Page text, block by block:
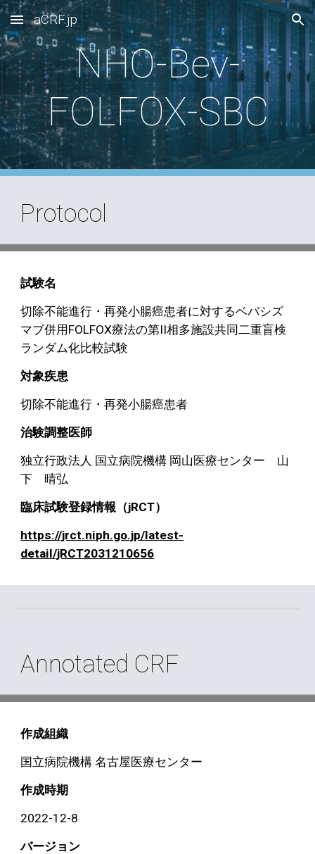
Skip to main content Skip to navigation
aCRF.jp
NHO-Bev-
FOLFOX-SBC
Protocol
試験名
切除不能進行・再発小腸癌患者に対するベバシズ
マブ併用FOLFOX療法の第II相多施設共同二重盲検
ランダム化比較試験
対象疾患
切除不能進行・再発小腸癌患者
治験調整医師
独立行政法人 国立病院機構 岡山医療センター　山
下　晴弘
臨床試験登録情報（jRCT）
https://jrct.niph.go.jp/latest-
detail/jRCT2031210656
Annotated CRF
作成組織
国立病院機構 名古屋医療センター
作成時期
2022-12-8
バージョン